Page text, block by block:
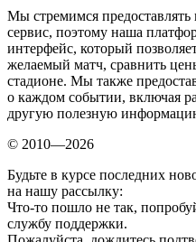
Мы стремимся
сервис, поэтому наша
интерфейс, который
желаемый матч, сравнить
стадионе. Мы также
о каждом событии, включая
другую полезную
© 2010—2026
Будьте в курсе последних
на нашу рассылку:
Что-то пошло не так,
службу поддержки.